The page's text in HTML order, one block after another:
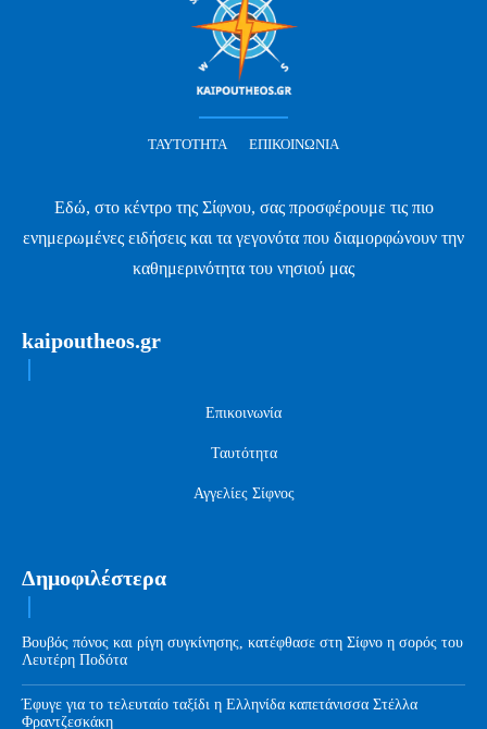
ΤΑΥΤΌΤΗΤΑ ΕΠΙΚΟΙΝΩΝΊΑ
Εδώ, στο κέντρο της Σίφνου, σας προσφέρουμε τις πιο
ενημερωμένες ειδήσεις και τα γεγονότα που διαμορφώνουν την
καθημερινότητα του νησιού μας
kaipoutheos.gr
Επικοινωνία
Ταυτότητα
Αγγελίες Σίφνος
Δημοφιλέστερα
Βουβός πόνος και ρίγη συγκίνησης, κατέφθασε στη Σίφνο η σορός του
Λευτέρη Ποδότα
Έφυγε για το τελευταίο ταξίδι η Ελληνίδα καπετάνισσα Στέλλα
Φραντζεσκάκη